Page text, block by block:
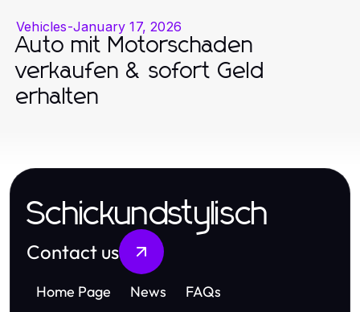
Vehicles-January 17, 2026
Auto mit Motorschaden
verkaufen & sofort Geld
erhalten
Schickundstylisch
Contact us
Home Page News FAQs